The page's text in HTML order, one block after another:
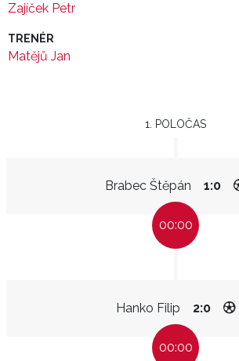
Zajíček Petr
TRENÉR
Matějů Jan
1. POLOČAS
Brabec Štěpán 1:0
00:00
Hanko Filip 2:0
00:00